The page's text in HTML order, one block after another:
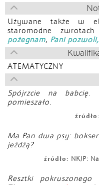
Używane także w
staromodne
pożegnam, Pani
ATEMATYCZNY
Spójrzcie na babcię.
pomieszało.
źródło:
Ma Pan dwa psy:
jeżdżą?
źródło: NKJP:
Resztki